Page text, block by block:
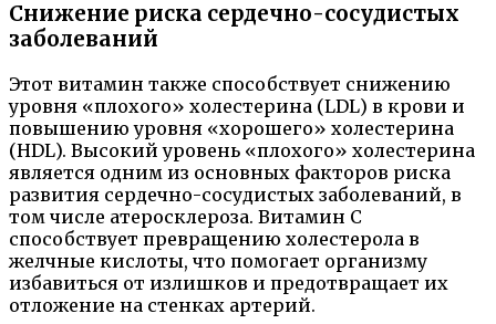
Снижение риска сердечно-сосудистых
заболеваний
Этот витамин также способствует снижению
уровня «плохого» холестерина (LDL) в крови и
повышению уровня «хорошего» холестерина
(HDL). Высокий уровень «плохого» холестерина
является одним из основных факторов риска
развития сердечно-сосудистых заболеваний, в
том числе атеросклероза. Витамин C
способствует превращению холестерола в
желчные кислоты, что помогает организму
избавиться от излишков и предотвращает их
отложение на стенках артерий.